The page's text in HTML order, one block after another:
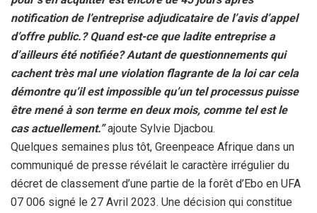
notification de l’entreprise adjudicataire de l’avis d’appel
d’offre public.? Quand est-ce que ladite entreprise a
d’ailleurs été notifiée? Autant de questionnements qui
cachent très mal une violation flagrante de la loi car cela
démontre qu’il est impossible qu’un tel processus puisse
être mené à son terme en deux mois, comme tel est le
cas actuellement.” ajoute Sylvie Djacbou.
Quelques semaines plus tôt, Greenpeace Afrique dans un
communiqué de presse révélait le caractère irrégulier du
décret de classement d’une partie de la forêt d’Ebo en UFA
07 006 signé le 27 Avril 2023. Une décision qui constitue